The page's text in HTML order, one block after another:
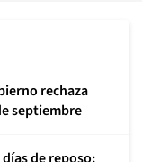
rechaza
septiembre